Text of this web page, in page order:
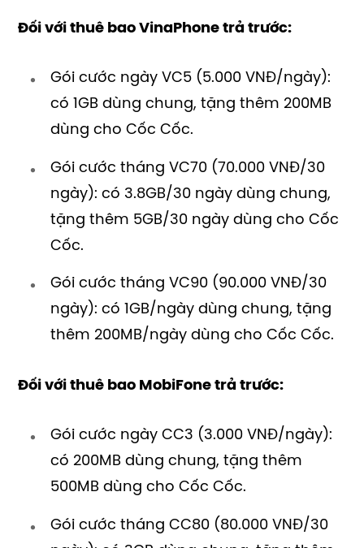
Đối với thuê bao VinaPhone trả trước:
Gói cước ngày VC5 (5.000 VNĐ/ngày):
có 1GB dùng chung, tặng thêm 200MB
dùng cho Cốc Cốc.
Gói cước tháng VC70 (70.000 VNĐ/30
ngày): có 3.8GB/30 ngày dùng chung,
tặng thêm 5GB/30 ngày dùng cho Cốc
Cốc.
Gói cước tháng VC90 (90.000 VNĐ/30
ngày): có 1GB/ngày dùng chung, tặng
thêm 200MB/ngày dùng cho Cốc Cốc.
Đối với thuê bao MobiFone trả trước:
Gói cước ngày CC3 (3.000 VNĐ/ngày):
có 200MB dùng chung, tặng thêm
500MB dùng cho Cốc Cốc.
Gói cước tháng CC80 (80.000 VNĐ/30